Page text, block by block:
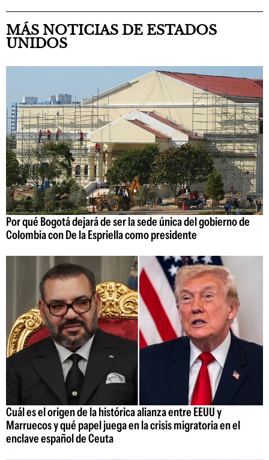
MÁS NOTICIAS DE ESTADOS
UNIDOS
Por qué Bogotá dejará de ser la sede única del gobierno de
Colombia con De la Espriella como presidente
Cuál es el origen de la histórica alianza entre EEUU y
Marruecos y qué papel juega en la crisis migratoria en el
enclave español de Ceuta